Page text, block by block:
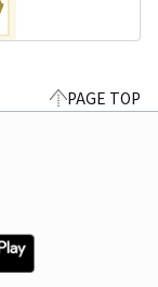
PAGE TOP